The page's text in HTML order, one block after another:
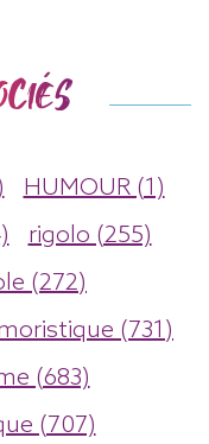
HUMOUR (1)
rigolo (255)
(272)
(731)
(683)
(707)